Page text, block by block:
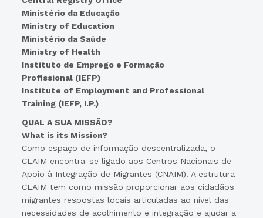
Ministério da Educação
Ministry of Education
Ministério da Saúde
Ministry of Health
Instituto de Emprego e Formação
Profissional (IEFP)
Institute of Employment and Professional
Training (IEFP, I.P.)
QUAL A SUA MISSÃO?
What is its Mission?
Como espaço de informação descentralizada, o
CLAIM encontra-se ligado aos Centros Nacionais de
Apoio à Integração de Migrantes (CNAIM). A estrutura
CLAIM tem como missão proporcionar aos cidadãos
migrantes respostas locais articuladas ao nível das
necessidades de acolhimento e integração e ajudar a